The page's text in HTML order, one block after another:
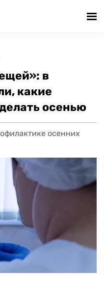
в
какие
осенью
осенних